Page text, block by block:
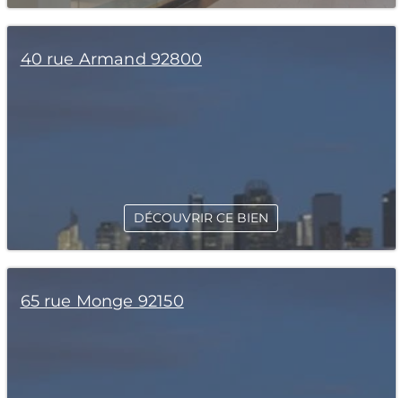
40 rue Armand 92800
DÉCOUVRIR CE BIEN
65 rue Monge 92150